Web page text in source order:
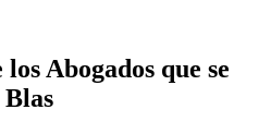
Abogados que se
Blas